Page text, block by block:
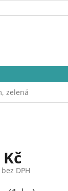
zelená
DPH